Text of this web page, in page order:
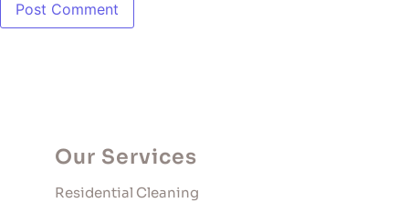
Our Services
Residential Cleaning